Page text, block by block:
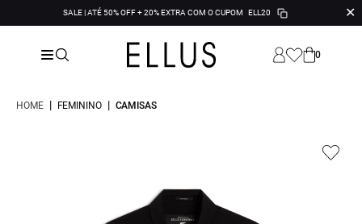
SALE | ATÉ 50% OFF + 20% EXTRA COM O CUPOM ELL20 ✕
0
HOME | FEMININO | CAMISAS